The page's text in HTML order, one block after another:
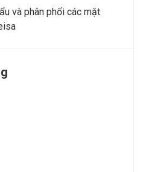
và phân phối các mặt